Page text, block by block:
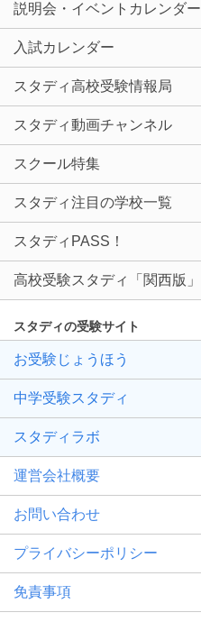
説明会・イベントカレンダー
入試カレンダー
スタディ高校受験情報局
スタディ動画チャンネル
スクール特集
スタディ注目の学校一覧
スタディPASS！
高校受験スタディ「関西版」
スタディの受験サイト
お受験じょうほう
中学受験スタディ
スタディラボ
運営会社概要
お問い合わせ
プライバシーポリシー
免責事項